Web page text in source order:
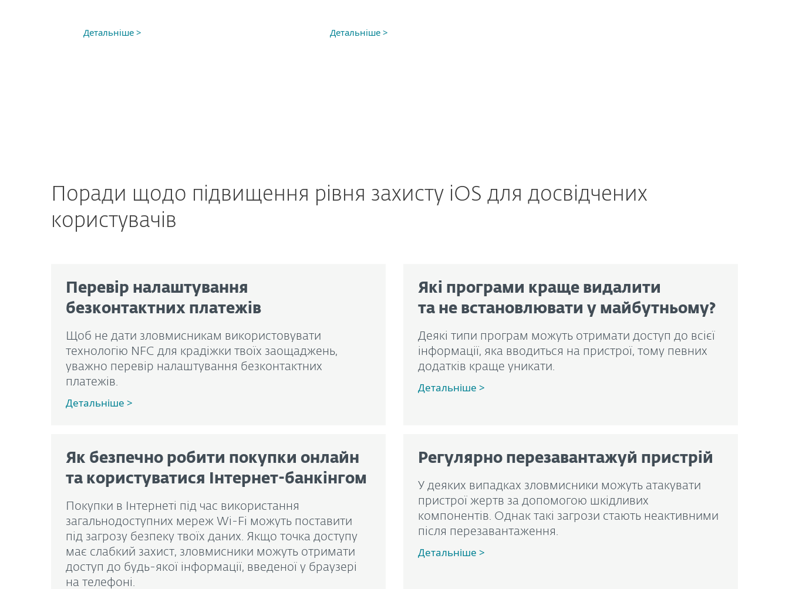
Детальніше > Детальніше >
Поради щодо підвищення рівня захисту iOS для досвідчених
користувачів
Перевір налаштування
безконтактних платежів
Щоб не дати зловмисникам використовувати
технологію NFC для крадіжки твоїх заощаджень,
уважно перевір налаштування безконтактних
платежів.
Детальніше >
Які програми краще видалити
та не встановлювати у майбутньому?
Деякі типи програм можуть отримати доступ до всієї
інформації, яка вводиться на пристрої, тому певних
додатків краще уникати.
Детальніше >
Як безпечно робити покупки онлайн
та користуватися Інтернет-банкінгом
Покупки в Інтернеті під час використання
загальнодоступних мереж Wi-Fi можуть поставити
під загрозу безпеку твоїх даних. Якщо точка доступу
має слабкий захист, зловмисники можуть отримати
доступ до будь-якої інформації, введеної у браузері
на телефоні.
Регулярно перезавантажуй пристрій
У деяких випадках зловмисники можуть атакувати
пристрої жертв за допомогою шкідливих
компонентів. Однак такі загрози стають неактивними
після перезавантаження.
Детальніше >